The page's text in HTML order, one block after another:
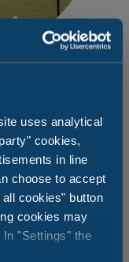
uses analytical
cookies,
in line
choose to accept
cookies" button
cookies may
"Settings" the
murawie?
kurort we
polem golfowym?
Twoje wakacje
to odpowiednia
nauczą Cię
się
na